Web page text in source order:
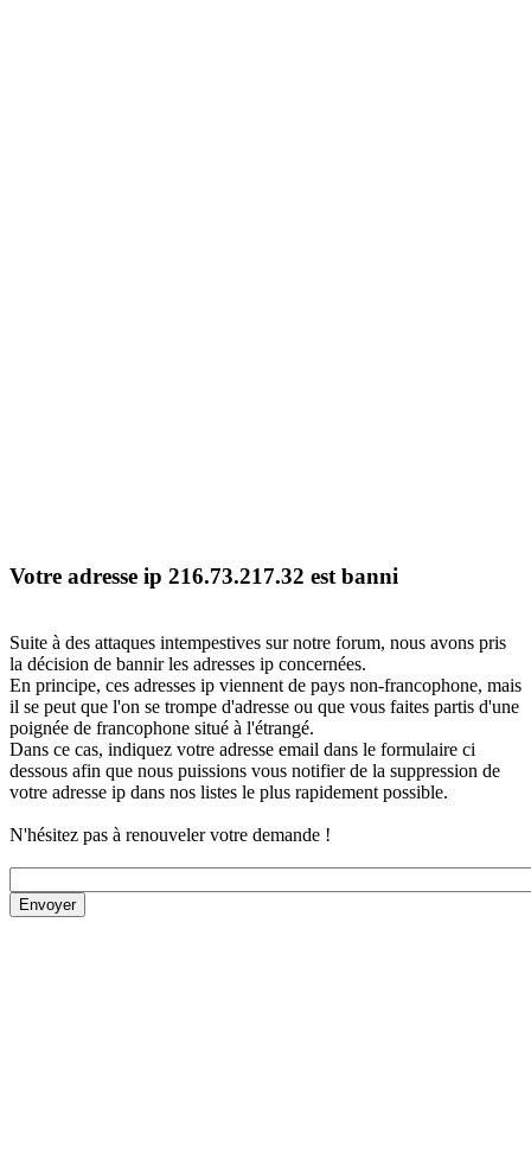
Votre adresse ip 216.73.217.32 est banni
Suite à des attaques intempestives sur notre forum, nous avons pris
la décision de bannir les adresses ip concernées.
En principe, ces adresses ip viennent de pays non-francophone, mais
il se peut que l'on se trompe d'adresse ou que vous faites partis d'une
poignée de francophone situé à l'étrangé.
Dans ce cas, indiquez votre adresse email dans le formulaire ci
dessous afin que nous puissions vous notifier de la suppression de
votre adresse ip dans nos listes le plus rapidement possible.
N'hésitez pas à renouveler votre demande !